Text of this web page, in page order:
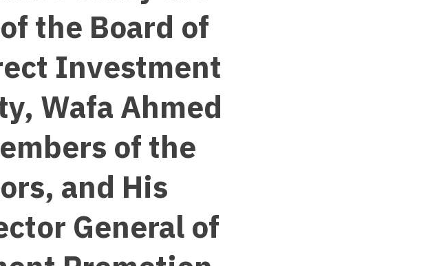
the Board of
Investment
Wafa Ahmed
of the
and His
General of